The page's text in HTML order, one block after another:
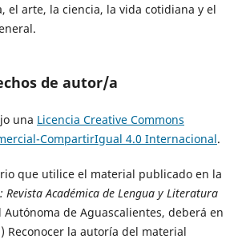
el arte, la ciencia, la vida cotidiana y el
de autor/a
una Licencia Creative Commons
CompartirIgual 4.0 Internacional.
que utilice el material publicado en la
Revista Académica de Lengua y Literatura
de Aguascalientes, deberá en
Reconocer la autoría del material